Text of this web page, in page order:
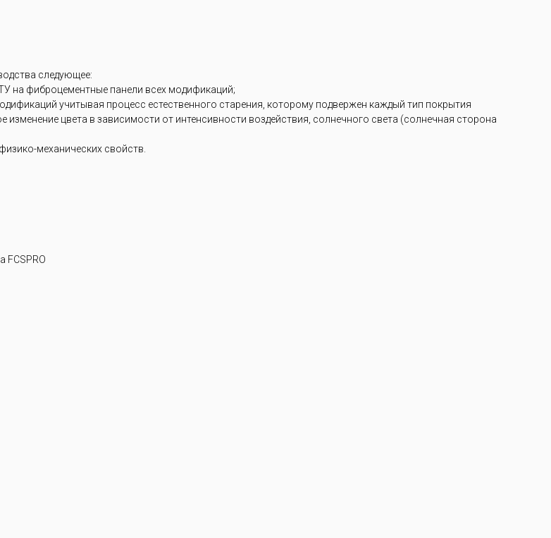
следующее:
на фиброцементные панели всех модификаций;
учитывая процесс естественного старения, которому подвержен каждый тип покрытия
изменение цвета в зависимости от интенсивности воздействия, солнечного света (солнечная сторона
механических свойств.
FCSPRO